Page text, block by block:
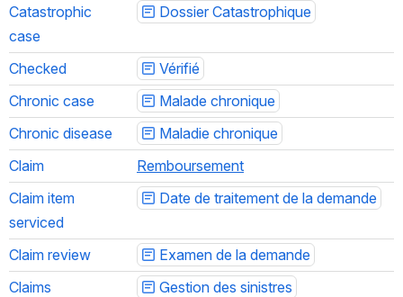
Catastrophic
case
Dossier Catastrophique
Checked
Vérifié
Chronic case
Malade chronique
Chronic disease
Maladie chronique
Claim
Remboursement
Claim item
serviced
Date de traitement de la demande
Claim review
Examen de la demande
Claims
Gestion des sinistres